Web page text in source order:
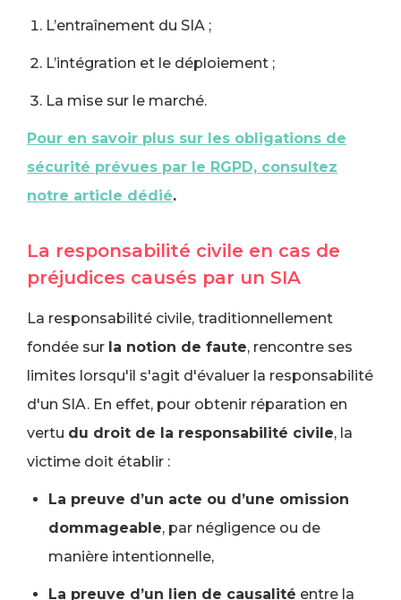
L’entraînement du SIA ;
L’intégration et le déploiement ;
La mise sur le marché.
Pour en savoir plus sur les obligations de
sécurité prévues par le RGPD, consultez
notre article dédié.
La responsabilité civile en cas de
préjudices causés par un SIA
La responsabilité civile, traditionnellement
fondée sur la notion de faute, rencontre ses
limites lorsqu'il s'agit d'évaluer la responsabilité
d'un SIA. En effet, pour obtenir réparation en
vertu du droit de la responsabilité civile, la
victime doit établir :
La preuve d’un acte ou d’une omission
dommageable, par négligence ou de
manière intentionnelle,
La preuve d’un lien de causalité entre la